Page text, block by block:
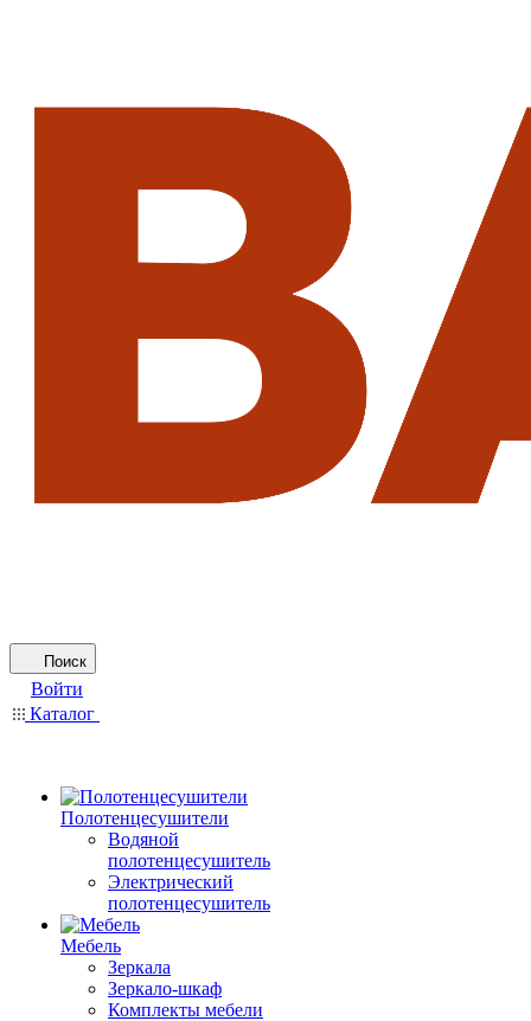
Поиск
Войти
Каталог
Полотенцесушители
Водяной
полотенцесушитель
Электрический
полотенцесушитель
Мебель
Зеркала
Зеркало-шкаф
Комплекты мебели